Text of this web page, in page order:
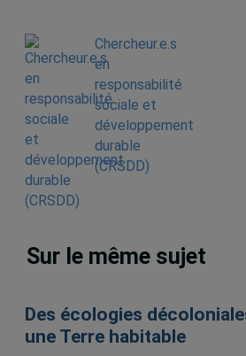
Chercheur.e.s
en
responsabilité
sociale et
développement
durable
(CRSDD)
Sur le même sujet
Des écologies
une Terre habitable